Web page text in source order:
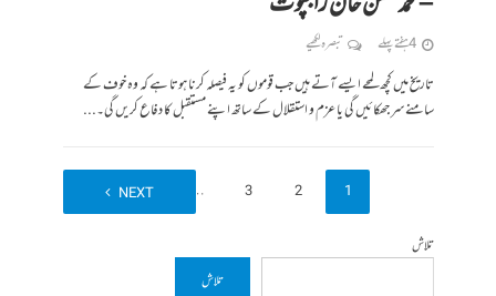
4 ہفتے پہلے تبصرہ لکھیے
تاریخ میں کچھ لمحے ایسے آتے ہیں جب قوموں کو یہ فیصلہ کرنا ہوتا ہے کہ وہ خوف کے
سامنے سر جھکائیں گی یا عزم و استقلال کے ساتھ اپنے مستقبل کا دفاع کریں گی۔...
1
2
3
…
89
NEXT
تلاش
تلاش